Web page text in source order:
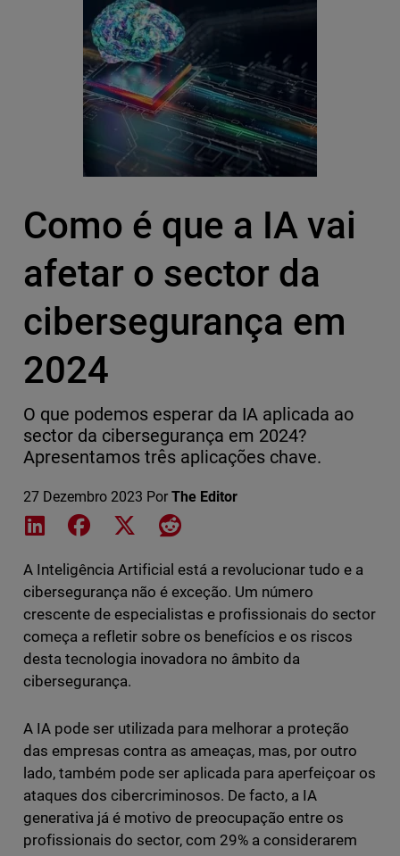
Como é que a IA vai
afetar o sector da
cibersegurança em
2024
O que podemos esperar da IA aplicada ao
sector da cibersegurança em 2024?
Apresentamos três aplicações chave.
27 Dezembro 2023 Por The Editor
Share on LinkedIn
Share on Facebook
Share on XShare on Reddit
A Inteligência Artificial está a revolucionar tudo e a
cibersegurança não é exceção. Um número
crescente de especialistas e profissionais do sector
começa a refletir sobre os benefícios e os riscos
desta tecnologia inovadora no âmbito da
cibersegurança.
A IA pode ser utilizada para melhorar a proteção
das empresas contra as ameaças, mas, por outro
lado, também pode ser aplicada para aperfeiçoar os
ataques dos cibercriminosos. De facto, a IA
generativa já é motivo de preocupação entre os
profissionais do sector, com 29% a considerarem